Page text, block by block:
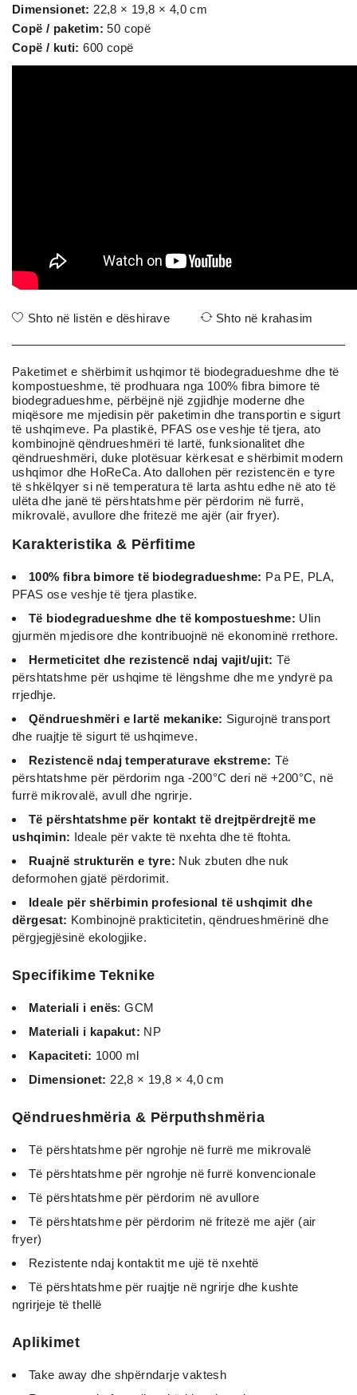
Dimensionet: 22,8 × 19,8 × 4,0 cm
Copë / paketim: 50 copë
Copë / kuti: 600 copë
Shto në listën e dëshirave Shto në krahasim
Paketimet e shërbimit ushqimor të biodegradueshme dhe të
kompostueshme, të prodhuara nga 100% fibra bimore të
biodegradueshme, përbëjnë një zgjidhje moderne dhe
miqësore me mjedisin për paketimin dhe transportin e sigurt
të ushqimeve. Pa plastikë, PFAS ose veshje të tjera, ato
kombinojnë qëndrueshmëri të lartë, funksionalitet dhe
qëndrueshmëri, duke plotësuar kërkesat e shërbimit modern
ushqimor dhe HoReCa. Ato dallohen për rezistencën e tyre
të shkëlqyer si në temperatura të larta ashtu edhe në ato të
ulëta dhe janë të përshtatshme për përdorim në furrë,
mikrovalë, avullore dhe fritezë me ajër (air fryer).
Karakteristika & Përfitime
100% fibra bimore të biodegradueshme: Pa PE, PLA,
PFAS ose veshje të tjera plastike.
Të biodegradueshme dhe të kompostueshme: Ulin
gjurmën mjedisore dhe kontribuojnë në ekonominë rrethore.
Hermeticitet dhe rezistencë ndaj vajit/ujit: Të
përshtatshme për ushqime të lëngshme dhe me yndyrë pa
rrjedhje.
Qëndrueshmëri e lartë mekanike: Sigurojnë transport
dhe ruajtje të sigurt të ushqimeve.
Rezistencë ndaj temperaturave ekstreme: Të
përshtatshme për përdorim nga -200°C deri në +200°C, në
furrë mikrovalë, avull dhe ngrirje.
Të përshtatshme për kontakt të drejtpërdrejtë me
ushqimin: Ideale për vakte të nxehta dhe të ftohta.
Ruajnë strukturën e tyre: Nuk zbuten dhe nuk
deformohen gjatë përdorimit.
Ideale për shërbimin profesional të ushqimit dhe
dërgesat: Kombinojnë prakticitetin, qëndrueshmërinë dhe
përgjegjësinë ekologjike.
Specifikime Teknike
Materiali i enës: GCM
Materiali i kapakut: NP
Kapaciteti: 1000 ml
Dimensionet: 22,8 × 19,8 × 4,0 cm
Qëndrueshmëria & Përputhshmëria
Të përshtatshme për ngrohje në furrë me mikrovalë
Të përshtatshme për ngrohje në furrë konvencionale
Të përshtatshme për përdorim në avullore
Të përshtatshme për përdorim në fritezë me ajër (air
fryer)
Rezistente ndaj kontaktit me ujë të nxehtë
Të përshtatshme për ruajtje në ngrirje dhe kushte
ngrirjeje të thellë
Aplikimet
Take away dhe shpërndarje vaktesh